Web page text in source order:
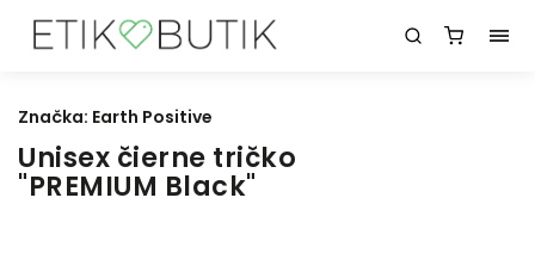
Unisex čierne tričko
"PREMIUM Black"
Značka: Earth Positive